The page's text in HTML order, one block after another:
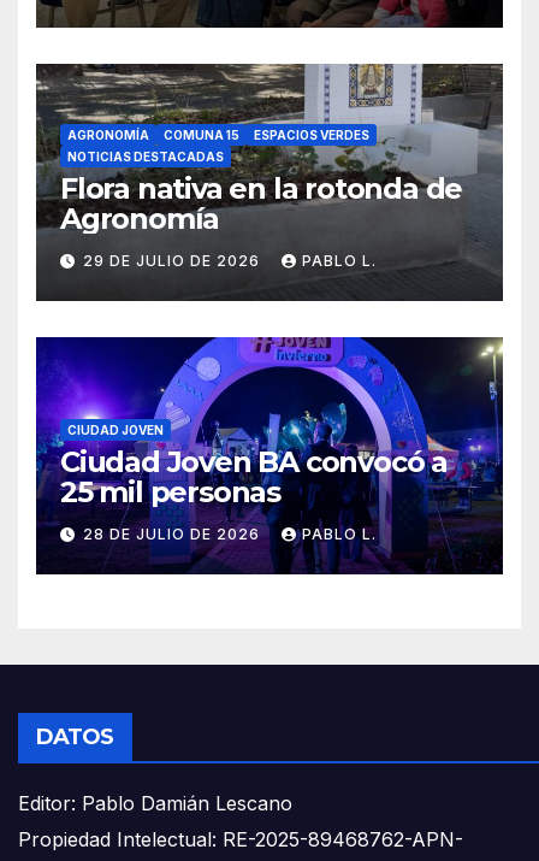
AGRONOMÍA COMUNA 15
ESPACIOS VERDES
NOTICIAS DESTACADAS
Flora nativa en la rotonda de
Agronomía
29 DE JULIO DE 2026 PABLO L.
CIUDAD JOVEN
Ciudad Joven BA convocó a
25 mil personas
28 DE JULIO DE 2026 PABLO L.
DATOS
Editor: Pablo Damián Lescano
Propiedad Intelectual: RE-2025-89468762-APN-